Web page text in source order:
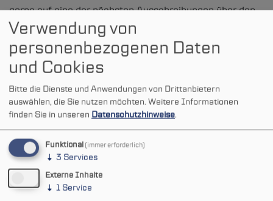
gerne auf eine der nächsten Ausschreibungen über den
Vergabemarktplatz NRW.
Brauchen Sie
Unterstützung bei der
Digitalisierung der
Verwendung von
personenbezogenen Daten
und Cookies
Bitte die Dienste und Anwendungen von Drittanbietern
auswählen, die Sie nutzen möchten. Weitere Informationen
finden Sie in unseren Datenschutzhinweise.
Funktional(immer erforderlich)
↓ 3 Services
Externe Inhalte
↓ 1 Service